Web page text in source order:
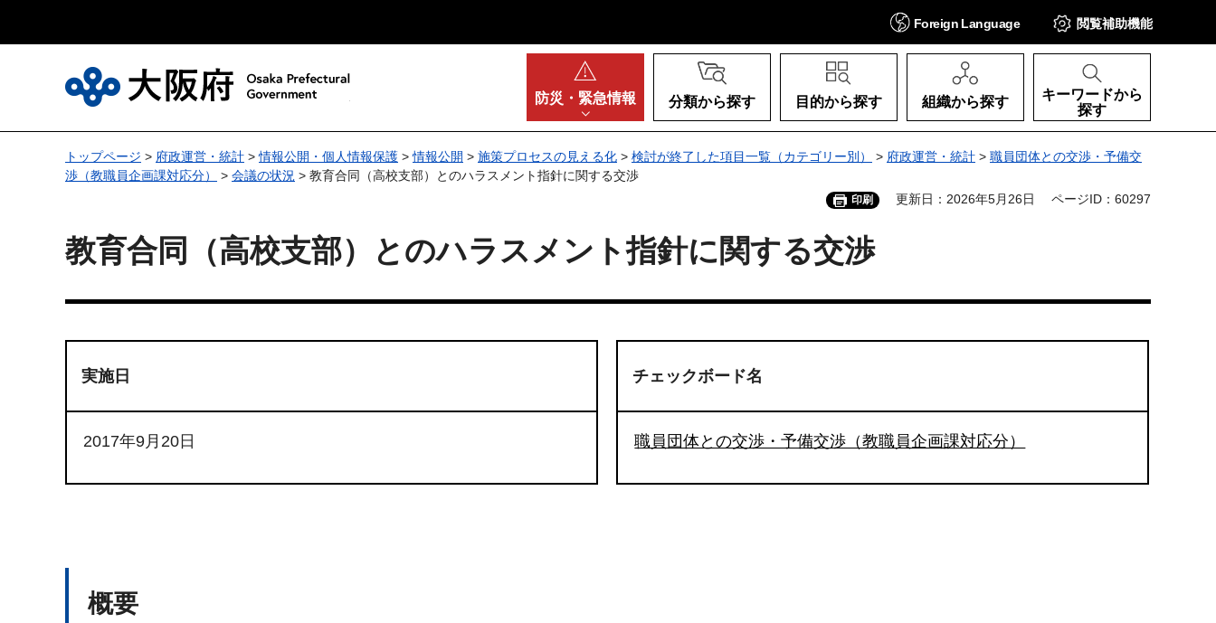
Foreign Language 閲覧補助機能
防災・ 緊急情報 分類から探す 目的から探す 組織から探す
キーワードから
探す
トップページ > 府政運営・統計 >情報公開・個人情報保護 >情報公開 > 施策プロセスの見える化 > 検討が終了した項目一覧（カテゴリー別） > 府政運営・統計 > 職員団体との交渉・予備交
渉（教職員企画課対応分）
> 会議の状況 > 教育合同（高校支部）とのハラスメント指針に関する交渉
印刷 更新日：2026年5月26日 ページID：60297
教育合同（高校支部）とのハラスメント指針に関する交渉
実施日
2017年9月20日
チェックボード名
職員団体との交渉・予備交渉（教職員企画課対応分）
概要